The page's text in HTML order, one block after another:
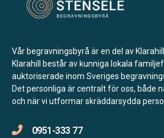
Vår begravningsbyrå är en del av Klarahill.
Klarahill består av kunniga lokala
auktoriserade inom Sveriges
Det personliga är centralt för oss, både
och när vi utformar skräddarsydda
0951-333 77